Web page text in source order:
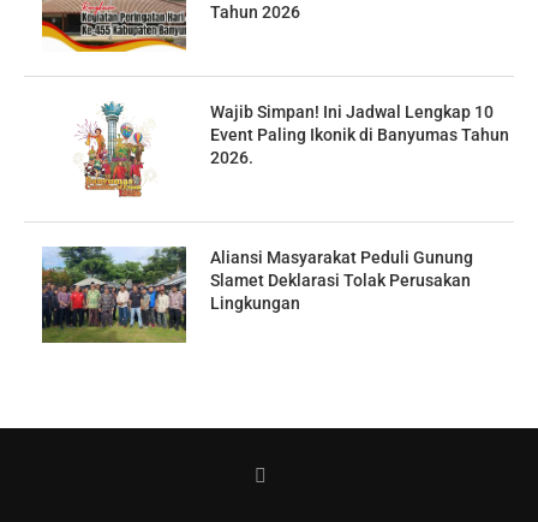
Tahun 2026
Wajib Simpan! Ini Jadwal Lengkap 10
Event Paling Ikonik di Banyumas Tahun
2026.
Aliansi Masyarakat Peduli Gunung
Slamet Deklarasi Tolak Perusakan
Lingkungan